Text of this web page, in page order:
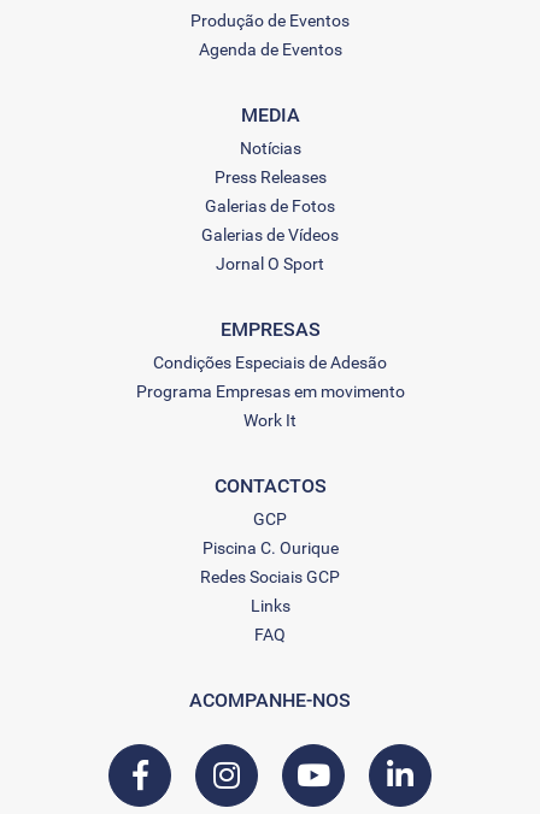
Produção de Eventos
Agenda de Eventos
MEDIA
Notícias
Press Releases
Galerias de Fotos
Galerias de Vídeos
Jornal O Sport
EMPRESAS
Condições Especiais de Adesão
Programa Empresas em movimento
Work It
CONTACTOS
GCP
Piscina C. Ourique
Redes Sociais GCP
Links
FAQ
ACOMPANHE-NOS